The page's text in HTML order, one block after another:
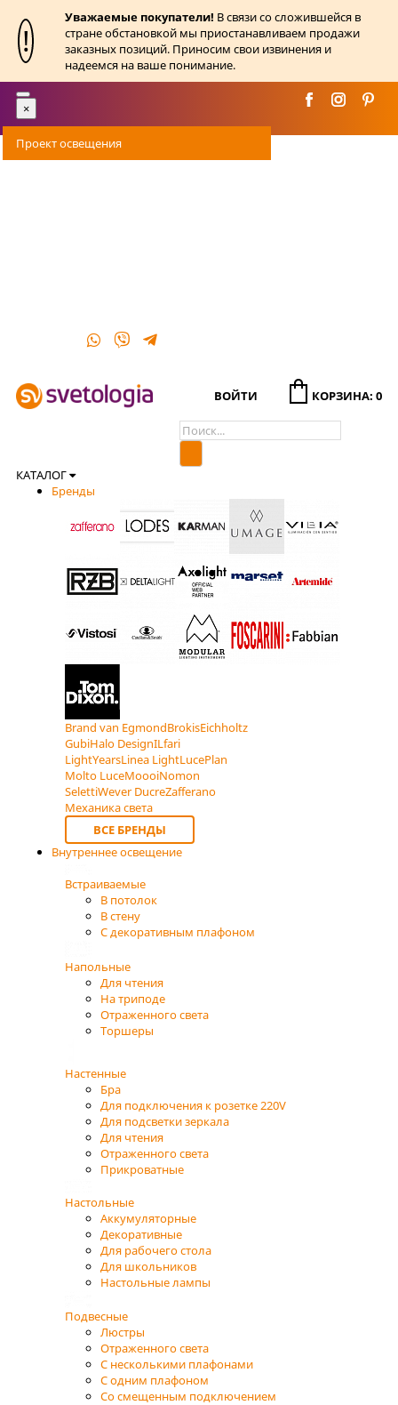
!
Уважаемые покупатели! В связи со сложившейся в
стране обстановкой мы приостанавливаем продажи
заказных позиций. Приносим свои извинения и
надеемся на ваше понимание.
Toggle
navigation
×
Проект освещения
ВОЙТИ КОРЗИНА: 0
КАТАЛОГ
Бренды
Brand van EgmondBrokisEichholtz
GubiHalo DesignILfari
LightYearsLinea LightLucePlan
Molto LuceMoooiNomon
SelettiWever DucreZafferano
Механика света
ВСЕ БРЕНДЫ
Внутреннее освещение
Встраиваемые
В потолок
В стену
С декоративным плафоном
Напольные
Для чтения
На триподе
Отраженного света
Торшеры
Настенные
Бра
Для подключения к розетке 220V
Для подсветки зеркала
Для чтения
Отраженного света
Прикроватные
Настольные
Аккумуляторные
Декоративные
Для рабочего стола
Для школьников
Настольные лампы
Подвесные
Люстры
Отраженного света
С несколькими плафонами
С одним плафоном
Со смещенным подключением